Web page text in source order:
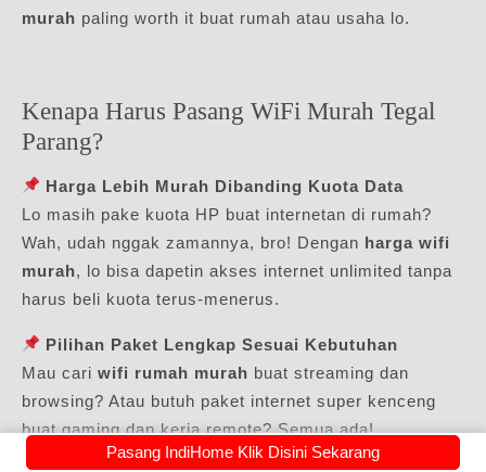
murah paling worth it buat rumah atau usaha lo.
Kenapa Harus Pasang WiFi Murah Tegal
Parang?
Harga Lebih Murah Dibanding Kuota Data
Lo masih pake kuota HP buat internetan di rumah?
Wah, udah nggak zamannya, bro! Dengan harga wifi
murah, lo bisa dapetin akses internet unlimited tanpa
harus beli kuota terus-menerus.
Pilihan Paket Lengkap Sesuai Kebutuhan
Mau cari wifi rumah murah buat streaming dan
browsing? Atau butuh paket internet super kenceng
buat gaming dan kerja remote? Semua ada!
Pasang IndiHome Klik Disini Sekarang